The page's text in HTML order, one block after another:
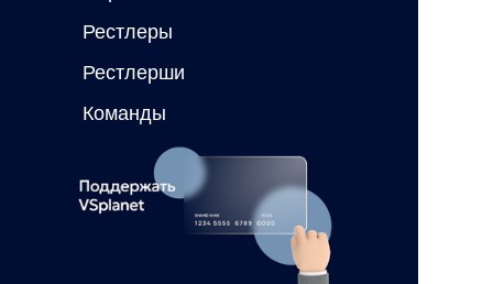
Рестлеры
Рестлерши
Команды